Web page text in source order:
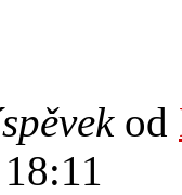
od